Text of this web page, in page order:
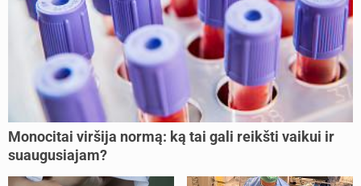
Monocitai viršija normą: ką tai gali reikšti vaikui ir
suaugusiajam?